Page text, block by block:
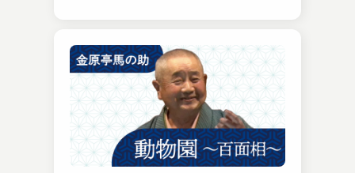
林家けい木（現：林家木久彦）